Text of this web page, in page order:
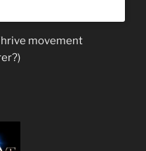
movement